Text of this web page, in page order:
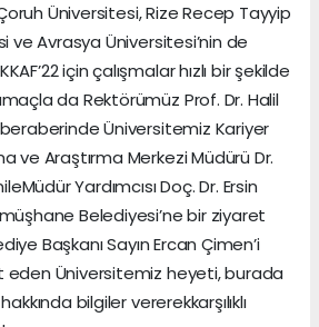
Üniversitesi, Rize Recep Tayyip
ve Avrasya Üniversitesi’nin de
için çalışmalar hızlı bir şekilde
da Rektörümüz Prof. Dr. Halil
Üniversitemiz Kariyer
ve Araştırma Merkezi Müdürü Dr.
Yardımcısı Doç. Dr. Ersin
Belediyesi’ne bir ziyaret
Başkanı Sayın Ercan Çimen’i
eden Üniversitemiz heyeti, burada
bilgiler vererekkarşılıklı